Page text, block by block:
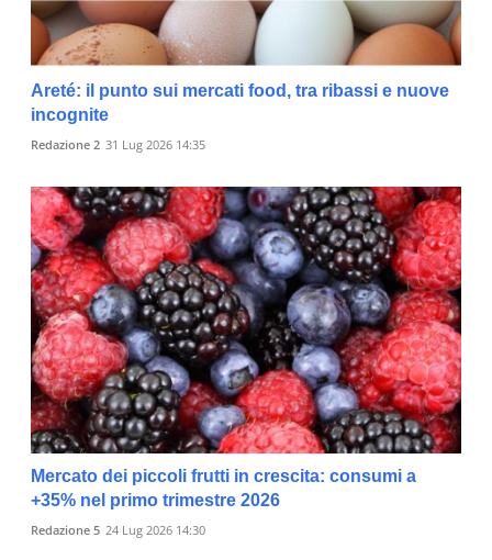
Areté: il punto sui mercati food, tra ribassi e nuove
incognite
Redazione 2 31 Lug 2026 14:35
Mercato dei piccoli frutti in crescita: consumi a
+35% nel primo trimestre 2026
Redazione 5 24 Lug 2026 14:30